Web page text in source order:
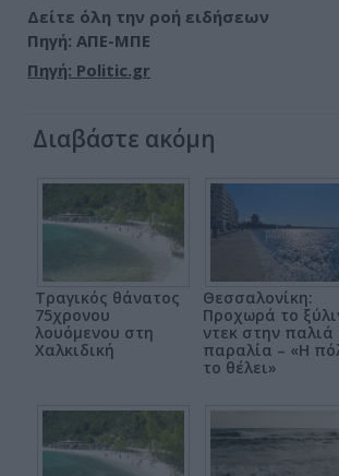
Δείτε όλη την ροή ειδήσεων
Πηγή: ΑΠΕ-ΜΠΕ
Πηγή: Politic.gr
Διαβάστε ακόμη
Τραγικός θάνατος
75χρονου
λουόμενου στη
Χαλκιδική
Θεσσαλονίκη:
Προχωρά το
ντεκ στην παλιά
παραλία – «Η
το θέλει»